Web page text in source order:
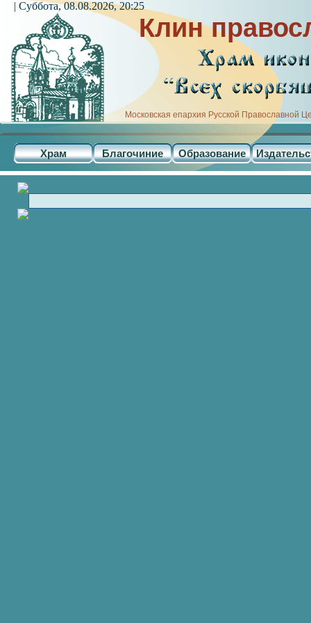
Клин
Московская епархия Русской Православной
Храм Благочиние Образование
| Суббота, 08.08.2026, 20:25